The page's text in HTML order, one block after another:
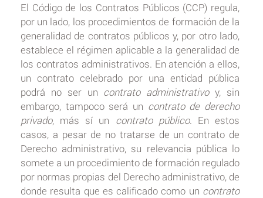
El Código de los Contratos Públicos (CCP) regula,
por un lado, los procedimientos de formación de la
generalidad de contratos públicos y, por otro lado,
establece el régimen aplicable a la generalidad de
los contratos administrativos. En atención a ellos,
un contrato celebrado por una entidad pública
podrá no ser un contrato administrativoy, sin
embargo, tampoco será un contrato de derecho
privado, más sí un contrato público. En estos
casos, a pesar de no tratarse de un contrato de
Derecho administrativo, su relevancia pública lo
somete a un procedimiento de formación regulado
por normas propias del Derecho administrativo, de
donde resulta que es calificado como un contrato